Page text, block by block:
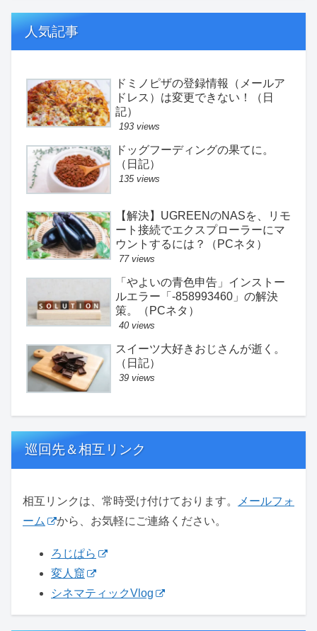
人気記事
ドミノピザの登録情報（メールア
ドレス）は変更できない！（日
記）
193 views
ドッグフーディングの果てに。
（日記）
135 views
【解決】UGREENのNASを、リモ
ート接続でエクスプローラーにマ
ウントするには？（PCネタ）
77 views
「やよいの青色申告」インストー
ルエラー「-858993460」の解決
策。（PCネタ）
40 views
スイーツ大好きおじさんが逝く。
（日記）
39 views
巡回先＆相互リンク
相互リンクは、常時受け付けております。
メールフォ
ーム
から、お気軽にご連絡ください。
ろじぱら
変人窟
シネマティックVlog